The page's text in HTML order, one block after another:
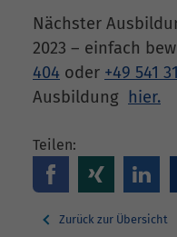
Nächster
2023 – einfach
404 oder +49 541
Ausbildung hier.
Teilen:
Zurück zur Übersicht